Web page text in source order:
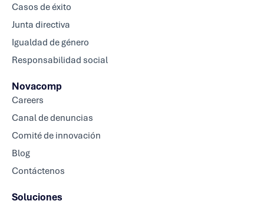
Casos de éxito
Junta directiva
Igualdad de género
Responsabilidad social
Novacomp
Careers
Canal de denuncias
Comité de innovación
Blog
Contáctenos
Soluciones